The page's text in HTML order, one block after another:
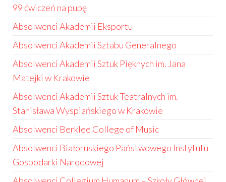
99 ćwiczeń na pupę
Absolwenci Akademii Eksportu
Absolwenci Akademii Sztabu Generalnego
Absolwenci Akademii Sztuk Pięknych im. Jana
Matejki w Krakowie
Absolwenci Akademii Sztuk Teatralnych im.
Stanisława Wyspiańskiego w Krakowie
Absolwenci Berklee College of Music
Absolwenci Białoruskiego Państwowego Instytutu
Gospodarki Narodowej